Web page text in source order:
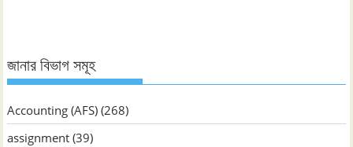
জানার বিভাগ সমূহ
Accounting (AFS) (268)
assignment (39)